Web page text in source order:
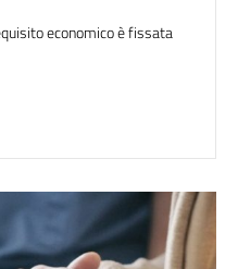
economico è fissata